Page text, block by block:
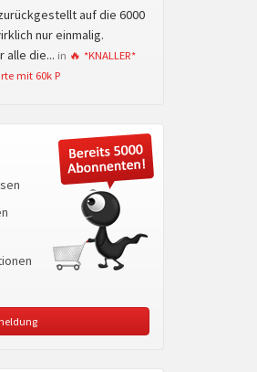
auf die 6000
nur einmalig.
alle die... in 🔥 *KNALLER*
mit 60k P